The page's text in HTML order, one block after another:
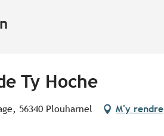
Ty Hoche
56340 Plouharnel M'y rendre